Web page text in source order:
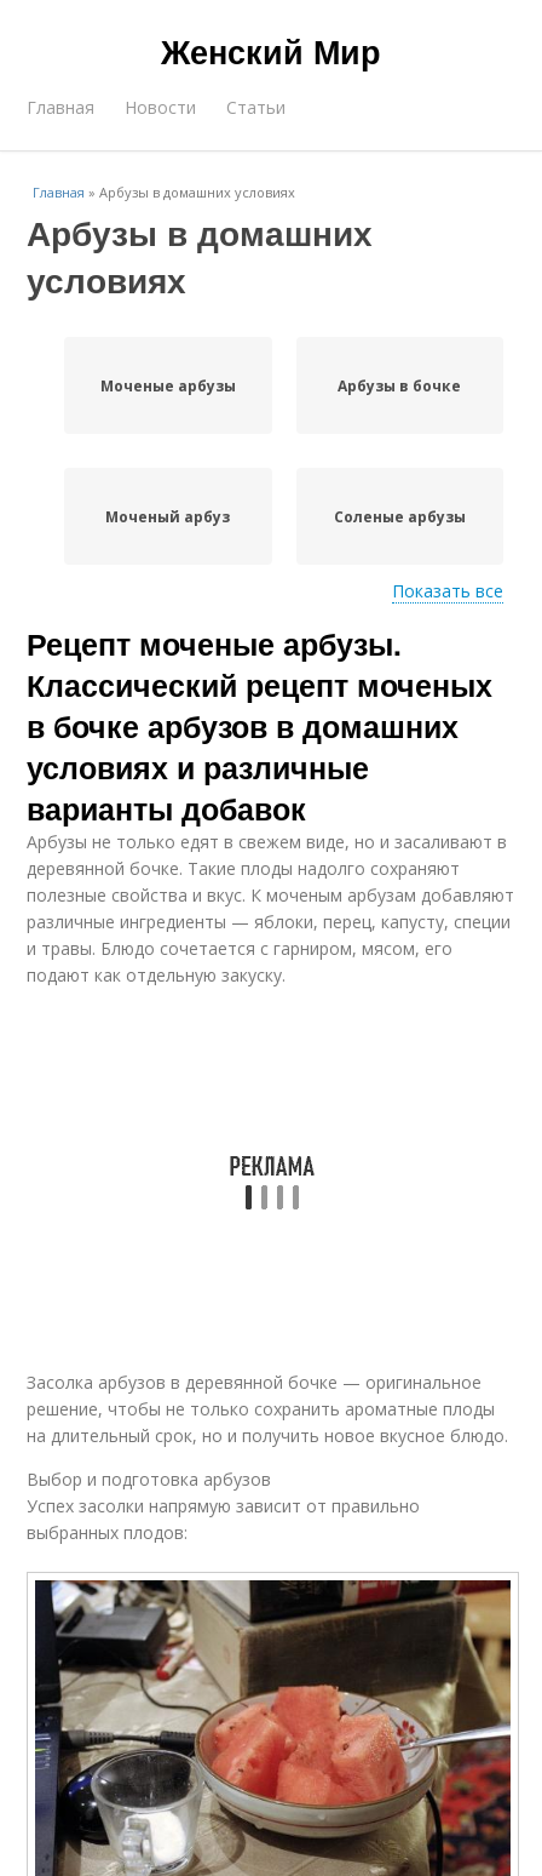
Женский Мир
Главная Новости Статьи
Главная »Арбузы в домашних условиях
Арбузы в домашних
условиях
Моченые арбузы Арбузы в бочке
Моченый арбуз Соленые арбузы
Квашеные арбузы Арбузы на зиму
Арбузы с чесноком Арбузы в банках
Домашние рецепты Арбузы с яблоками
Малосольные арбузы
Малосольный арбуз Арбузы с укропом
стерилизации
Арбузы в
пластиковом ведре
Салат из арбуза
Соленый арбуз Бочковые арбузы
Показать все
Рецепт моченые арбузы.
Классический рецепт моченых
в бочке арбузов в домашних
условиях и различные
варианты добавок
Арбузы не только едят в свежем виде, но и засаливают в
деревянной бочке. Такие плоды надолго сохраняют
полезные свойства и вкус. К моченым арбузам добавляют
различные ингредиенты — яблоки, перец, капусту, специи
и травы. Блюдо сочетается с гарниром, мясом, его
подают как отдельную закуску.
Засолка арбузов в деревянной бочке — оригинальное
решение, чтобы не только сохранить ароматные плоды
на длительный срок, но и получить новое вкусное блюдо.
Выбор и подготовка арбузов
Успех засолки напрямую зависит от правильно
выбранных плодов: